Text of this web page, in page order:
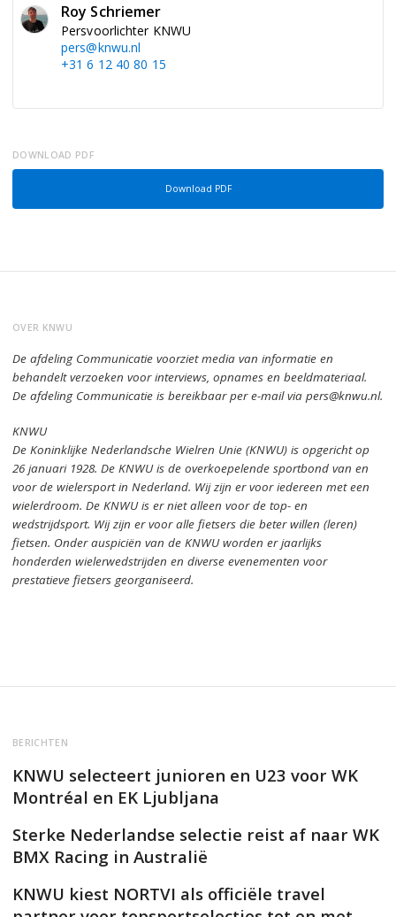
Roy Schriemer
Persvoorlichter KNWU
pers@knwu.nl
+31 6 12 40 80 15
DOWNLOAD PDF
Download PDF
OVER KNWU
De afdeling Communicatie voorziet media van informatie en
behandelt verzoeken voor interviews, opnames en beeldmateriaal.
De afdeling Communicatie is bereikbaar per e-mail via pers@knwu.nl.
KNWU
De Koninklijke Nederlandsche Wielren Unie (KNWU) is opgericht op
26 januari 1928.De KNWU is de overkoepelende sportbond van en
voor de wielersport in Nederland. Wij zijn er voor iedereen met een
wielerdroom.De KNWU is er niet alleen voor de top- en
wedstrijdsport. Wij zijn ervoor alle fietsers die beter willen (leren)
fietsen. Onder auspiciën van de KNWU worden er jaarlijks
honderden wielerwedstrijden en diverse evenementen voor
prestatieve fietsers georganiseerd.
BERICHTEN
KNWU selecteert junioren en U23 voor WK
Montréal en EK Ljubljana
Sterke Nederlandse selectie reist af naar WK
BMX Racing in Australië
KNWU kiest NORTVI als officiële travel